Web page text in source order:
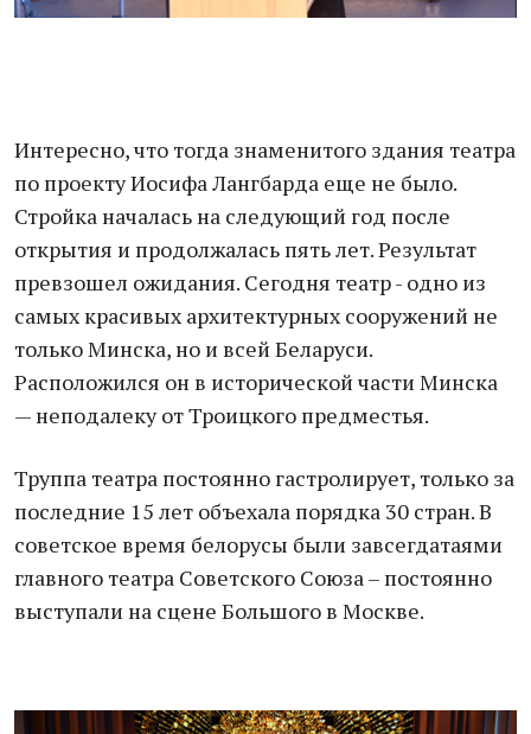
Интересно, что тогда знаменитого здания театра
по проекту Иосифа Лангбарда еще не было.
Стройка началась на следующий год после
открытия и продолжалась пять лет. Результат
превзошел ожидания. Сегодня театр - одно из
самых красивых архитектурных сооружений не
только Минска, но и всей Беларуси.
Расположился он в исторической части Минска
— неподалеку от Троицкого предместья.
Труппа театра постоянно гастролирует, только за
последние 15 лет объехала порядка 30 стран. В
советское время белорусы были завсегдатаями
главного театра Советского Союза – постоянно
выступали на сцене Большого в Москве.